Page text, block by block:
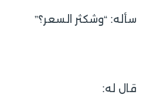
سأله: “وشكثر السعر؟”
قال له: